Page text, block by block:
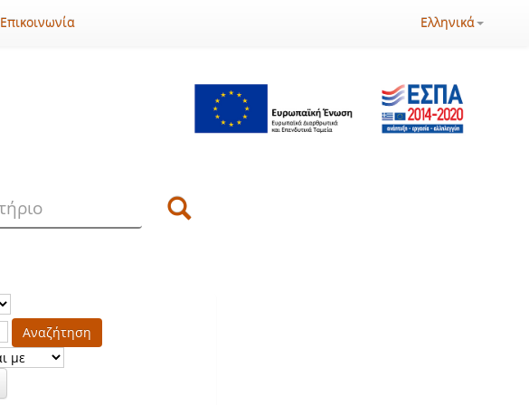
Επικοινωνία Ελληνικά